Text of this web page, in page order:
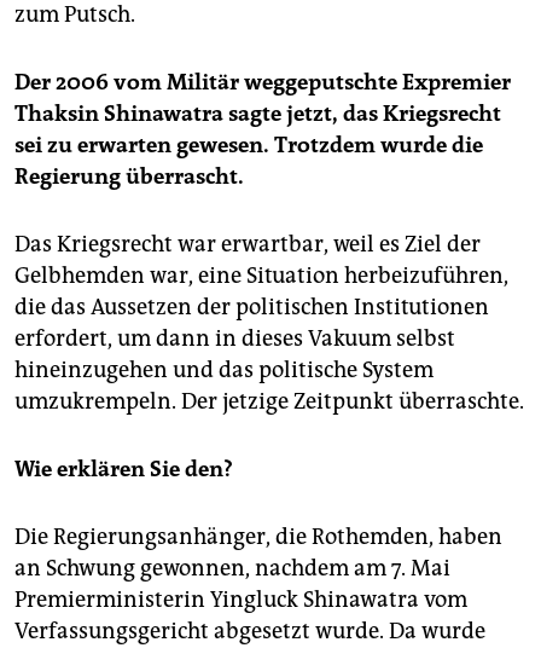
zum Putsch.
Der 2006 vom Militär weggeputschte Expremier
Thaksin Shinawatra sagte jetzt, das Kriegsrecht
sei zu erwarten gewesen. Trotzdem wurde die
Regierung überrascht.
Das Kriegsrecht war erwartbar, weil es Ziel der
Gelbhemden war, eine Situation herbeizuführen,
die das Aussetzen der politischen Institutionen
erfordert, um dann in dieses Vakuum selbst
hineinzugehen und das politische System
umzukrempeln. Der jetzige Zeitpunkt überraschte.
Wie erklären Sie den?
Die Regierungsanhänger, die Rothemden, haben
an Schwung gewonnen, nachdem am 7. Mai
Premierministerin Yingluck Shinawatra vom
Verfassungsgericht abgesetzt wurde. Da wurde